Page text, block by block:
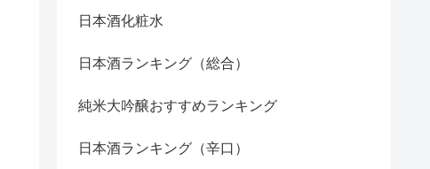
日本酒化粧水
日本酒ランキング（総合）
純米大吟醸おすすめランキング
日本酒ランキング（辛口）